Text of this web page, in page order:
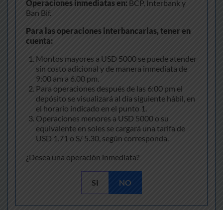
Operaciones inmediatas en: BCP, Interbank y
Ban Bif.
Para las operaciones interbancarias, tener en
cuenta:
Montos mayores a USD 5000 se puede atender
sin costo adicional y de manera inmediata de
9:00 am a 6.00 pm.
Para operaciones después de las 6:00 pm el
depósito se visualizará al día siguiente hábil, en
el horario indicado en el punto 1.
Operaciones menores a USD 5000 o su
equivalente en soles se cargará una tarifa de
USD 1.71 o S/ 5.30, según corresponda.
¿Desea una operación inmediata?
SI NO